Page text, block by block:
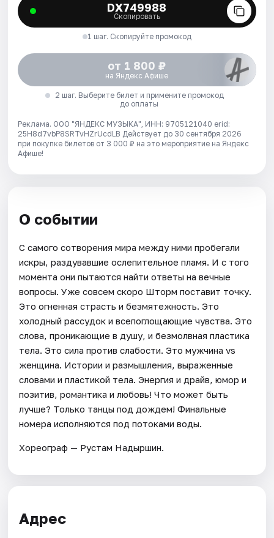
DX749988
Скопировать
1 шаг. Скопируйте промокод
от 1 800 ₽
на Яндекс Афише
2 шаг. Выберите билет и примените промокод
до оплаты
Реклама. ООО "ЯНДЕКС МУЗЫКА", ИНН: 9705121040 erid:
25H8d7vbP8SRTvHZrUcdLB Действует до 30 сентября 2026
при покупке билетов от 3 000 ₽ на это мероприятие на Яндекс
Афише!
О событии
С самого сотворения мира между ними пробегали
искры, раздувавшие ослепительное пламя. И с того
момента они пытаются найти ответы на вечные
вопросы. Уже совсем скоро Шторм поставит точку.
Это огненная страсть и безмятежность. Это
холодный рассудок и всепоглощающие чувства. Это
слова, проникающие в душу, и безмолвная пластика
тела. Это сила против слабости. Это мужчина vs
женщина. Истории и размышления, выраженные
словами и пластикой тела. Энергия и драйв, юмор и
позитив, романтика и любовь! Что может быть
лучше? Только танцы под дождем! Финальные
номера исполняются под потоками воды.
Хореограф — Рустам Надыршин.
Адрес